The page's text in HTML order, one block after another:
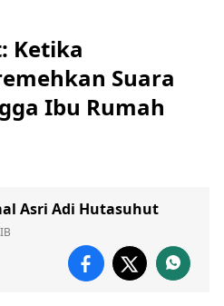
Ketika
Suara
Ibu Rumah
Asri Adi Hutasuhut